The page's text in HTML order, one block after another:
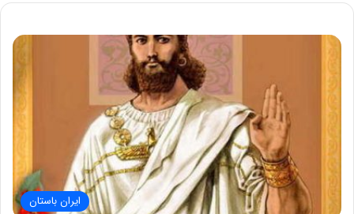
ایران باستان